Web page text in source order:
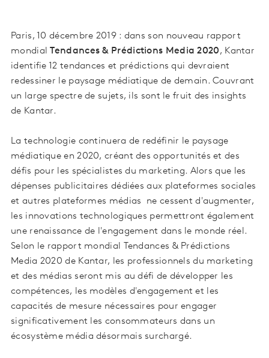
Paris, 10 décembre 2019 : dans son nouveau rapport
mondialTendances & Prédictions Media 2020, Kantar
identifie 12 tendances et prédictions qui devraient
redessiner le paysage médiatique de demain. Couvrant
un large spectre de sujets, ils sont le fruit des insights
de Kantar.
La technologie continuera de redéfinir le paysage
médiatique en 2020, créant des opportunités et des
défis pour les spécialistes du marketing. Alors que les
dépenses publicitaires dédiées aux plateformes sociales
et autres plateformes médias ne cessent d'augmenter,
les innovations technologiques permettront également
une renaissance de l'engagement dans le monde réel.
Selon le rapport mondial Tendances & Prédictions
Media 2020 de Kantar, les professionnels du marketing
et des médias seront mis au défi de développer les
compétences, les modèles d'engagement et les
capacités de mesure nécessaires pour engager
significativement les consommateurs dans un
écosystème média désormais surchargé.